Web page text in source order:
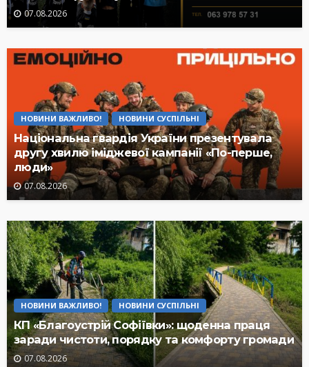
07.08.2026
НОВИНИ ВАЖЛИВО! НОВИНИ СУСПІЛЬНІ
Національна гвардія України презентувала
другу хвилю іміджевої кампанії «По-перше,
люди»
07.08.2026
НОВИНИ ВАЖЛИВО! НОВИНИ СУСПІЛЬНІ
КП «Благоустрій Софіївки»: щоденна праця
заради чистоти, порядку та комфорту громади
07.08.2026